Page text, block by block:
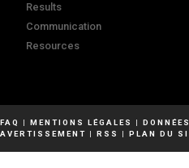
Results
Communication
Resources
FAQ | MENTIONS LÉGALES |
AVERTISSEMENT | RSS | PLAN DU